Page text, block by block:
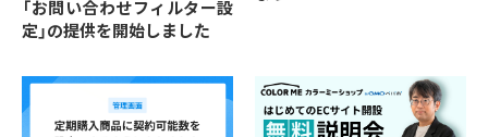
「お問い合わせフィルター設
定」の提供を開始しました